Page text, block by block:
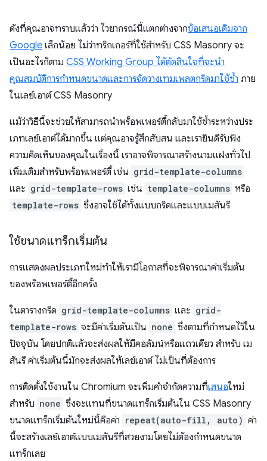
ดังที่คุณอาจทราบแล้วว่า ไวยากรณ์นี้แตกต่างจากข้อเสนอเดิมจาก
Google เล็กน้อย ไม่ว่าทริกเกอร์ที่ใช้สำหรับ CSS Masonry จะ
เป็นอะไรก็ตาม CSS Working Group ได้ตัดสินใจที่จะนำ
คุณสมบัติการกำหนดขนาดและการจัดวางเทมเพลตกริดมาใช้ซ้ำ ภาย
ในเลย์เอาต์ CSS Masonry
แม้ว่าวิธีนี้จะช่วยให้สามารถนำพร็อพเพอร์ตี้กลับมาใช้ซ้ำระหว่างประ
เภทเลย์เอาต์ได้มากขึ้น แต่คุณอาจรู้สึกสับสน และเรายินดีรับฟัง
ความคิดเห็นของคุณในเรื่องนี้ เราอาจพิจารณาสร้างนามแฝงทั่วไป
เพิ่มเติมสำหรับพร็อพเพอร์ตี้ เช่น grid-template-columns
และ grid-template-rows เช่น template-columns หรือ
template-rows ซึ่งอาจใช้ได้ทั้งแบบกริดและแบบเมสันรี
ใช้ขนาดแทร็กเริ่มต้น
การแสดงผลประเภทใหม่ทำให้เรามีโอกาสที่จะพิจารณาค่าเริ่มต้น
ของพร็อพเพอร์ตี้อีกครั้ง
ในตารางกริด grid-template-columns และ grid-
template-rows จะมีค่าเริ่มต้นเป็น none ซึ่งตามที่กำหนดไว้ใน
ปัจจุบัน โดยปกติแล้วจะส่งผลให้มีคอลัมน์หรือแถวเดียว สำหรับ เม
สันรี ค่าเริ่มต้นนี้มักจะส่งผลให้เลย์เอาต์ ไม่เป็นที่ต้องการ
การติดตั้งใช้งานใน Chromium จะเพิ่มคำจำกัดความที่เสนอใหม่
สำหรับ none ซึ่งจะแทนที่ขนาดแทร็กเริ่มต้นใน CSS Masonry
ขนาดแทร็กเริ่มต้นใหม่นี้คือค่า repeat(auto-fill, auto) ค่า
นี้จะสร้างเลย์เอาต์แบบเมสันรีที่สวยงามโดยไม่ต้องกำหนดขนาด
แทร็กเลย